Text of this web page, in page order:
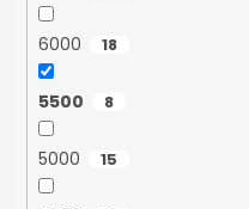
6000 18
5500 8
5000 15